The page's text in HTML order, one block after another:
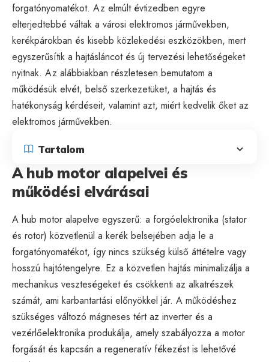
forgatónyomatékot. Az elmúlt évtizedben egyre
elterjedtebbé váltak a városi elektromos járművekben,
kerékpárokban és kisebb közlekedési eszközökben, mert
egyszerűsítik a hajtásláncot és új tervezési lehetőségeket
nyitnak. Az alábbiakban részletesen bemutatom a
működésük elvét, belső szerkezetüket, a hajtás és
hatékonyság kérdéseit, valamint azt, miért kedvelik őket az
elektromos járművekben.
Tartalom
A hub motor alapelvei és
működési elvárásai
A hub motor alapelve egyszerű: a forgóelektronika (stator
és rotor) közvetlenül a kerék belsejében adja le a
forgatónyomatékot, így nincs szükség külső áttételre vagy
hosszú hajtótengelyre. Ez a közvetlen hajtás minimalizálja a
mechanikus veszteségeket és csökkenti az alkatrészek
számát, ami karbantartási előnyökkel jár. A működéshez
szükséges változó mágneses tért az inverter és a
vezérlőelektronika produkálja, amely szabályozza a motor
forgását és kapcsán a regeneratív fékezést is lehetővé